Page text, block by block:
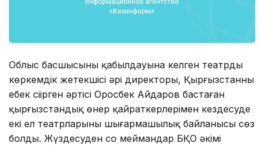
Облыс басшысының қабылдауына келген театрдың
көркемдік жетекшісі әрі директоры, Қырғызстанның
еңбек сіңірген әртісі Оросбек Айдаров бастаған
қырғызстандық өнер қайраткерлерімен кездесуде
екі ел театрларының шығармашылық байланысы сөз
болды. Жүздесуден соң меймандар БҚО әкімі